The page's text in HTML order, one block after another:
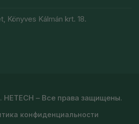
Könyves Kálmán krt. 18.
– Все права защищены.
конфиденциальности